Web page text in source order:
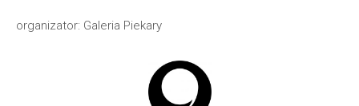
organizator: Galeria Piekary